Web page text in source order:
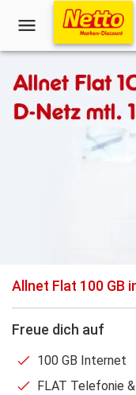
Allnet Flat 100 GB
Freue dich auf
100 GB Internet
FLAT Telefonie